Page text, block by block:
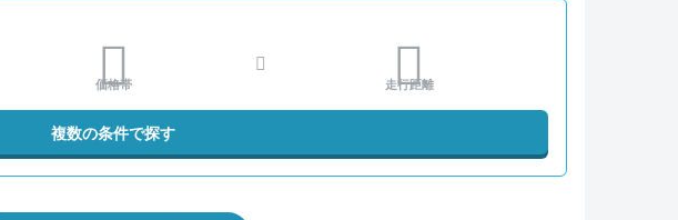
価格帯 走行距離
複数の条件で探す